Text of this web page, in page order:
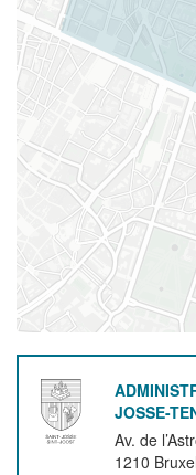
JOSSE-
Av. de
1210